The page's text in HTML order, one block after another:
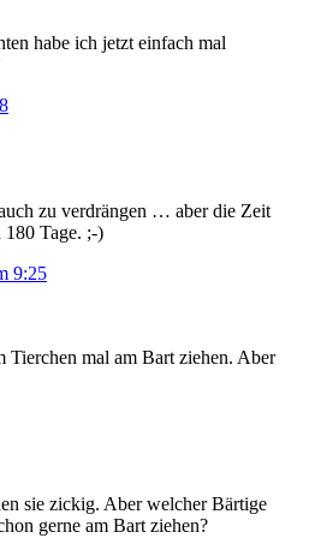
habe ich jetzt einfach mal
zu verdrängen … aber die Zeit
Tage. ;-)
9:25
mal am Bart ziehen. Aber
sie zickig. Aber welcher Bärtige
gerne am Bart ziehen?